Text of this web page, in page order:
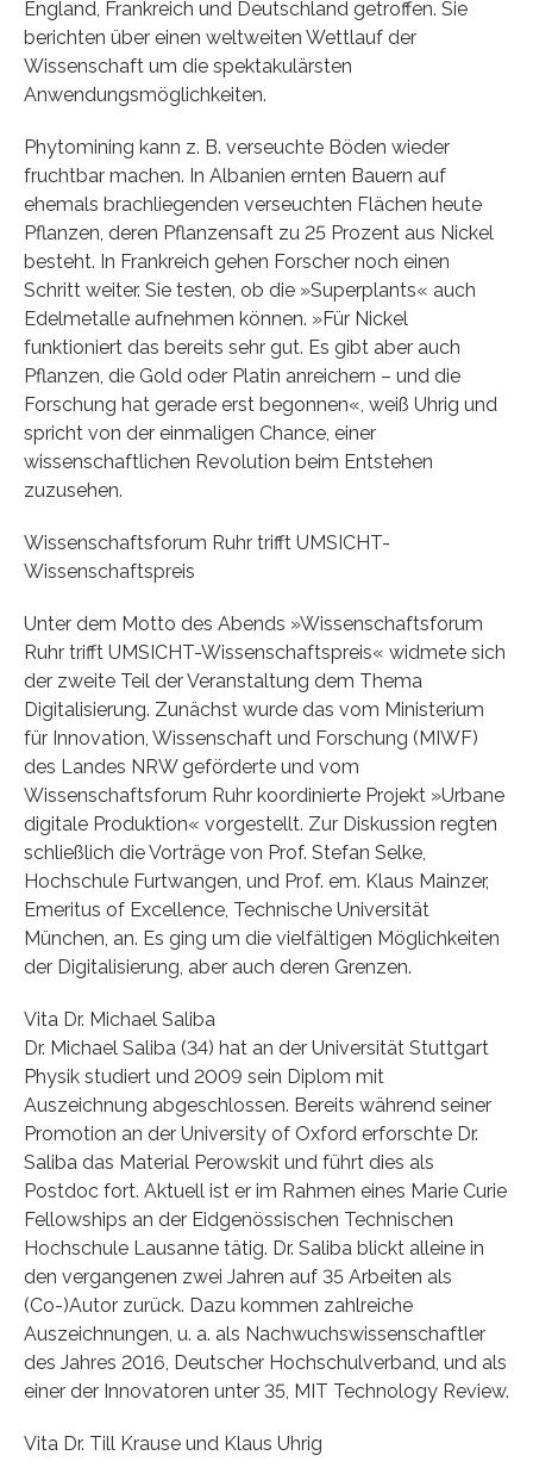
England, Frankreich und Deutschland getroffen. Sie
berichten über einen weltweiten Wettlauf der
Wissenschaft um die spektakulärsten
Anwendungsmöglichkeiten.
Phytomining kann z. B. verseuchte Böden wieder
fruchtbar machen. In Albanien ernten Bauern auf
ehemals brachliegenden verseuchten Flächen heute
Pflanzen, deren Pflanzensaft zu 25 Prozent aus Nickel
besteht. In Frankreich gehen Forscher noch einen
Schritt weiter. Sie testen, ob die »Superplants« auch
Edelmetalle aufnehmen können. »Für Nickel
funktioniert das bereits sehr gut. Es gibt aber auch
Pflanzen, die Gold oder Platin anreichern – und die
Forschung hat gerade erst begonnen«, weiß Uhrig und
spricht von der einmaligen Chance, einer
wissenschaftlichen Revolution beim Entstehen
zuzusehen.
Wissenschaftsforum Ruhr trifft UMSICHT-
Wissenschaftspreis
Unter dem Motto des Abends »Wissenschaftsforum
Ruhr trifft UMSICHT-Wissenschaftspreis« widmete sich
der zweite Teil der Veranstaltung dem Thema
Digitalisierung. Zunächst wurde das vom Ministerium
für Innovation, Wissenschaft und Forschung (MIWF)
des Landes NRW geförderte und vom
Wissenschaftsforum Ruhr koordinierte Projekt »Urbane
digitale Produktion« vorgestellt. Zur Diskussion regten
schließlich die Vorträge von Prof. Stefan Selke,
Hochschule Furtwangen, und Prof. em. Klaus Mainzer,
Emeritus of Excellence, Technische Universität
München, an. Es ging um die vielfältigen Möglichkeiten
der Digitalisierung, aber auch deren Grenzen.
Vita Dr. Michael Saliba
Dr. Michael Saliba (34) hat an der Universität Stuttgart
Physik studiert und 2009 sein Diplom mit
Auszeichnung abgeschlossen. Bereits während seiner
Promotion an der University of Oxford erforschte Dr.
Saliba das Material Perowskit und führt dies als
Postdoc fort. Aktuell ist er im Rahmen eines Marie Curie
Fellowships an der Eidgenössischen Technischen
Hochschule Lausanne tätig. Dr. Saliba blickt alleine in
den vergangenen zwei Jahren auf 35 Arbeiten als
(Co-)Autor zurück. Dazu kommen zahlreiche
Auszeichnungen, u. a. als Nachwuchswissenschaftler
des Jahres 2016, Deutscher Hochschulverband, und als
einer der Innovatoren unter 35, MIT Technology Review.
Vita Dr. Till Krause und Klaus Uhrig